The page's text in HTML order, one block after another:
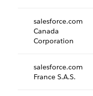
salesforce.com
Canada
Corporation
salesforce.com
France S.A.S.